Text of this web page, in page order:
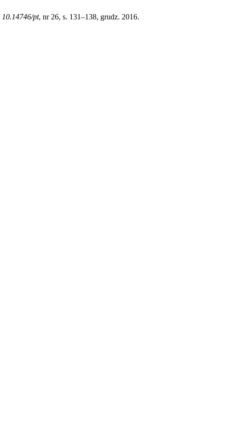
10.14746/pt, nr 26, s. 131–138, grudz. 2016.